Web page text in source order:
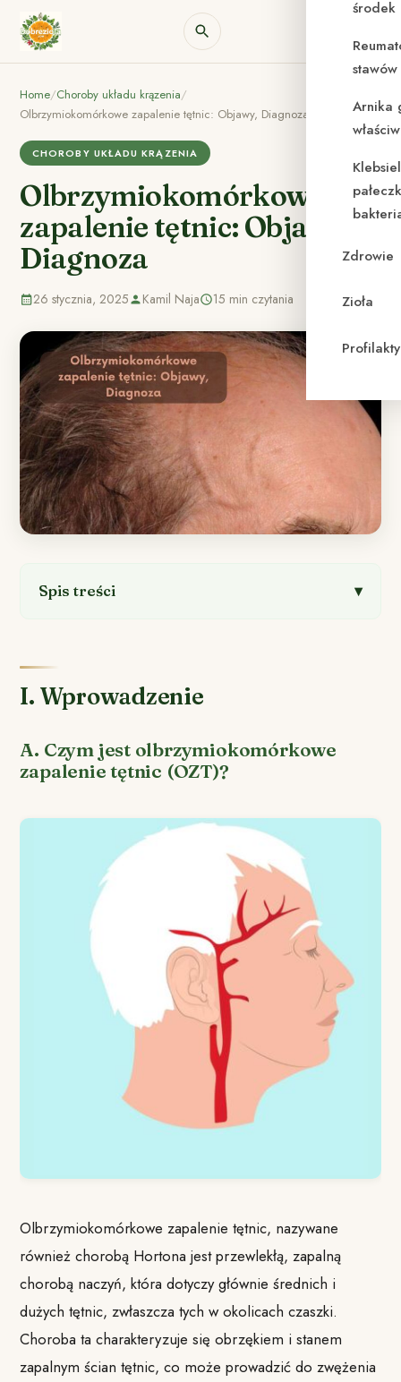
środek
Arnika
Zdrowie
Zioła
Home/Choroby układu krązenia/
Olbrzymiokomórkowe zapalenie tętnic: Objawy, Diagnoza
CHOROBY UKŁADU KRĄZENIA
Olbrzymiokomórkowe
zapalenie tętnic: Objawy,
Diagnoza
26 stycznia, 2025 Kamil Naja 15 min czytania
Spis treści
I. Wprowadzenie
A. Czym jest olbrzymiokomórkowe
zapalenie tętnic (OZT)?
Olbrzymiokomórkowe zapalenie tętnic, nazywane
również chorobą Hortona jest przewlekłą, zapalną
chorobą naczyń, która dotyczy głównie średnich i
dużych tętnic, zwłaszcza tych w okolicach czaszki.
Choroba ta charakteryzuje się obrzękiem i stanem
zapalnym ścian tętnic, co może prowadzić do zwężenia